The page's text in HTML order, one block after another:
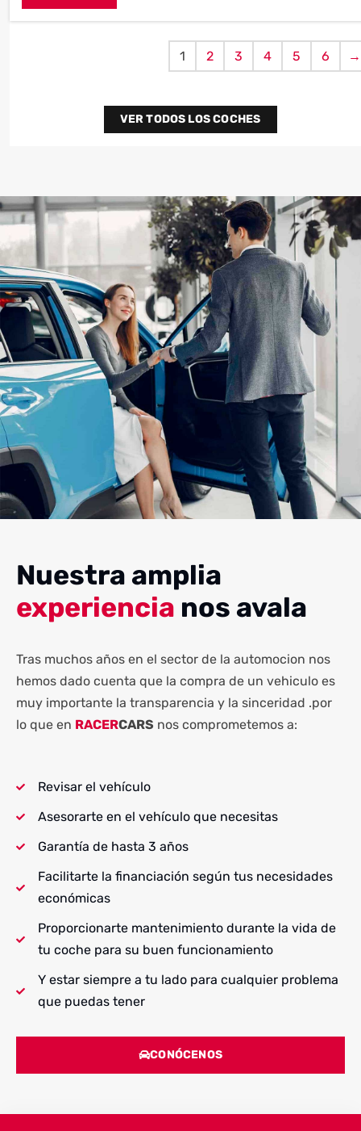
1 2 3 4 5 6 →
VER TODOS LOS COCHES
Nuestra amplia
experiencia nos avala
Tras muchos años en el sector de la automocion nos
hemos dado cuenta que la compra de un vehiculo es
muy importante la transparencia y la sinceridad .por
lo que en RACERCARS nos comprometemos a:
Revisar el vehículo
Asesorarte en el vehículo que necesitas
Garantía de hasta 3 años
Facilitarte la financiación según tus necesidades
económicas
Proporcionarte mantenimiento durante la vida de
tu coche para su buen funcionamiento
Y estar siempre a tu lado para cualquier problema
que puedas tener
CONÓCENOS